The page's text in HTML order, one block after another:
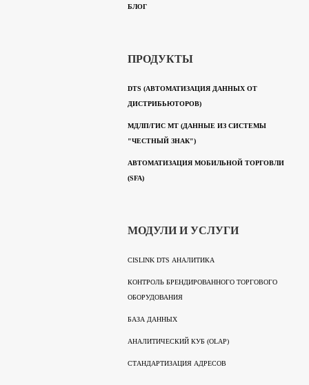
БЛОГ
ПРОДУКТЫ
DTS (АВТОМАТИЗАЦИЯ ДАННЫХ ОТ
ДИСТРИБЬЮТОРОВ)
МДЛП/ГИС МТ (ДАННЫЕ ИЗ СИСТЕМЫ
"ЧЕСТНЫЙ ЗНАК")
АВТОМАТИЗАЦИЯ МОБИЛЬНОЙ ТОРГОВЛИ
(SFA)
МОДУЛИ И УСЛУГИ
CISLINK DTS АНАЛИТИКА
КОНТРОЛЬ БРЕНДИРОВАННОГО ТОРГОВОГО
ОБОРУДОВАНИЯ
БАЗА ДАННЫХ
АНАЛИТИЧЕСКИЙ КУБ (OLAP)
СТАНДАРТИЗАЦИЯ АДРЕСОВ